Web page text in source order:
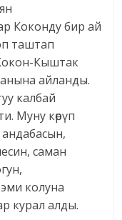
Коконду бир ай
таштап
Кыштак
айланды.
калбай
Муну көрүп
саман
колуна
курал алды.